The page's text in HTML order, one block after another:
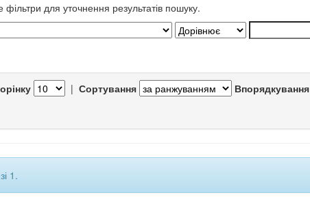
фільтри для уточнення результатів пошуку.
| Сортування Впорядкування
1.